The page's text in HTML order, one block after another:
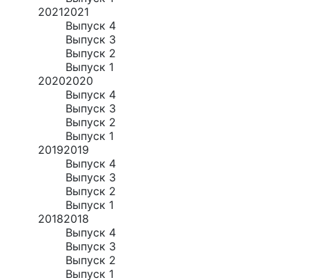
20212021
Выпуск 4
Выпуск 3
Выпуск 2
Выпуск 1
20202020
Выпуск 4
Выпуск 3
Выпуск 2
Выпуск 1
20192019
Выпуск 4
Выпуск 3
Выпуск 2
Выпуск 1
20182018
Выпуск 4
Выпуск 3
Выпуск 2
Выпуск 1